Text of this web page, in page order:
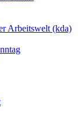
Arbeitswelt (kda)